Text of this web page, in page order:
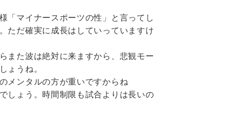
「マイナースポーツの性」と言ってし
ただ確実に成長はしていっていますけ
また波は絶対に来ますから、悲観モー
ょうね。
メンタルの方が重いですからね
しょう。時間制限も試合よりは長いの